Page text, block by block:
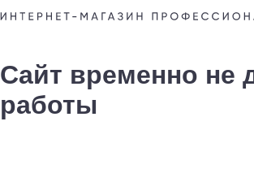
Сайт временно не
работы